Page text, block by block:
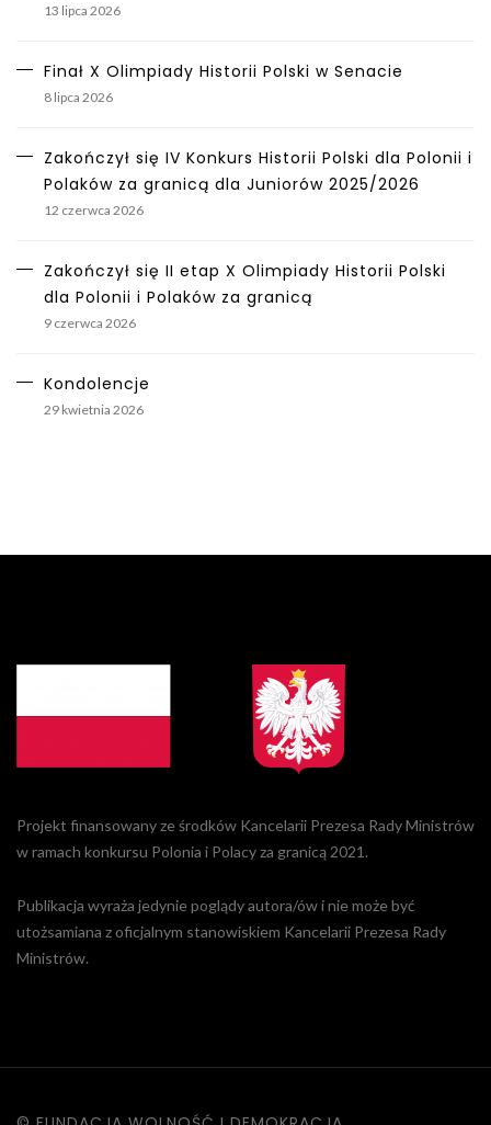
13 lipca 2026
Finał X Olimpiady Historii Polski w Senacie
8 lipca 2026
Zakończył się IV Konkurs Historii Polski dla Polonii i
Polaków za granicą dla Juniorów 2025/2026
12 czerwca 2026
Zakończył się II etap X Olimpiady Historii Polski
dla Polonii i Polaków za granicą
9 czerwca 2026
Kondolencje
29 kwietnia 2026
Projekt finansowany ze środków Kancelarii Prezesa Rady Ministrów
w ramach konkursu Polonia i Polacy za granicą 2021.
Publikacja wyraża jedynie poglądy autora/ów i nie może być
utożsamiana z oficjalnym stanowiskiem Kancelarii Prezesa Rady
Ministrów.